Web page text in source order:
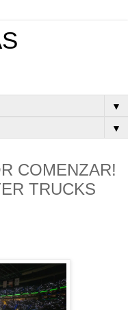
▼
▼
COMENZAR!
TRUCKS